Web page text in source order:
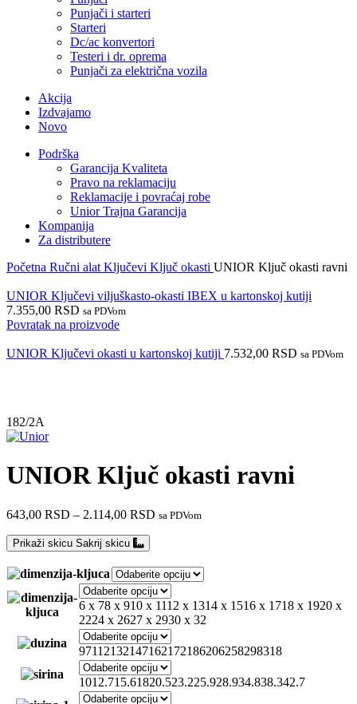
Punjači i starteri
Starteri
Dc/ac konvertori
Testeri i dr. oprema
Punjači za električna vozila
Akcija
Izdvajamo
Novo
Podrška
Garancija Kvaliteta
Pravo na reklamaciju
Reklamacije i povraćaj robe
Unior Trajna Garancija
Kompanija
Za distributere
Početna Ručni alat Ključevi Ključ okasti UNIOR Ključ okasti ravni
UNIOR Ključevi viljuškasto-okasti IBEX u kartonskoj kutiji
7.355,00 RSD sa PDVom
Povratak na proizvode
UNIOR Ključevi okasti u kartonskoj kutiji 7.532,00 RSD sa PDVom
182/2A
UNIOR Ključ okasti ravni
643,00 RSD – 2.114,00 RSD sa PDVom
Prikaži skicu Sakrij skicu
6 x 78 x 910 x 1112 x 1314 x 1516 x 1718 x 1920 x
2224 x 2627 x 2930 x 32
97112132147162172186206258298318
1012.715.61820.523.225.928.934.838.342.7